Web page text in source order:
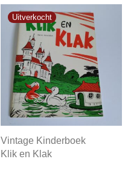
Vintage Kinderboek
Klik en Klak